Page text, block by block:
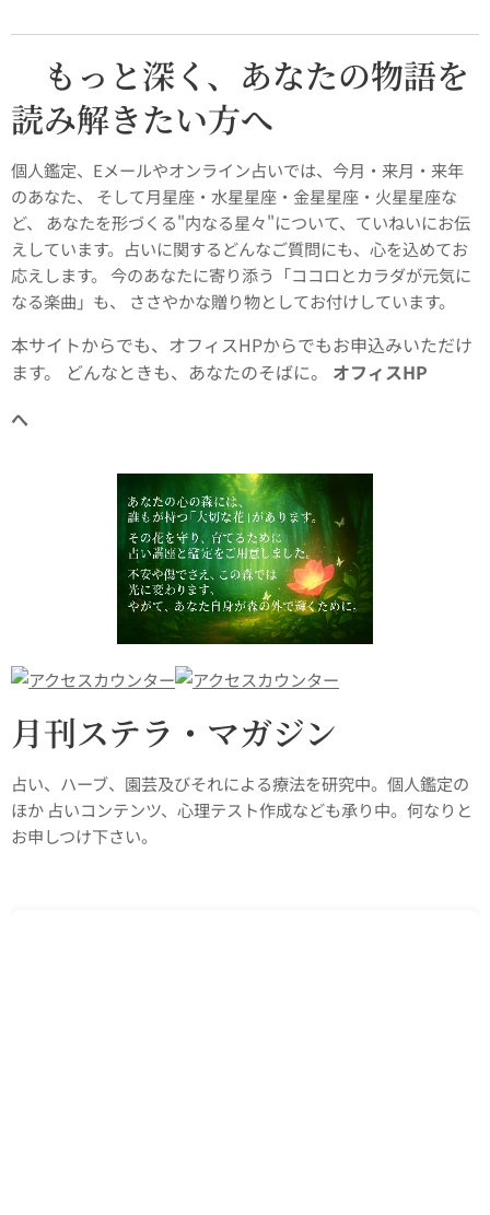
もっと深く、あなたの物語を
読み解きたい方へ
個人鑑定、Eメールやオンライン占いでは、今月・来月・来年
のあなた、 そして月星座・水星星座・金星星座・火星星座な
ど、 あなたを形づくる"内なる星々"について、ていねいにお伝
えしています。占いに関するどんなご質問にも、心を込めてお
応えします。 今のあなたに寄り添う「ココロとカラダが元気に
なる楽曲」も、 ささやかな贈り物としてお付けしています。
本サイトからでも、オフィスHPからでもお申込みいただけ
ます。 どんなときも、あなたのそばに。 オフィスHP
へ
月刊ステラ・マガジン
占い、ハーブ、園芸及びそれによる療法を研究中。個人鑑定の
ほか 占いコンテンツ、心理テスト作成なども承り中。何なりと
お申しつけ下さい。